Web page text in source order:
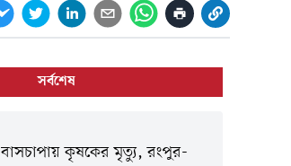
সর্বশেষ
বাসচাপায় কৃষকের মৃত্যু, রংপুর-